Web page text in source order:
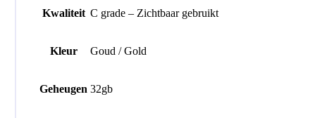
Kwaliteit C grade – Zichtbaar gebruikt
Kleur Goud / Gold
Geheugen 32gb